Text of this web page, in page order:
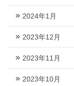
2024年1月
2023年12月
2023年11月
2023年10月